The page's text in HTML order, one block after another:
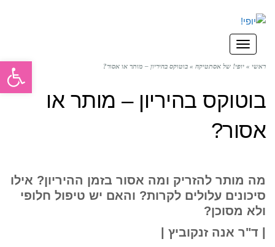
תפריט
ראשי » יופי! של אסתטיקה » בוטוקס בהיריון – מותר או אסור?
בוטוקס בהיריון – מותר או
אסור?
מה מותר להזריק ומה אסור בזמן ההיריון? אילו
סיכונים עלולים לקרות? והאם יש טיפול חלופי
ולא מסוכן?
| ד"ר אנה זנקוביץ |
פתח